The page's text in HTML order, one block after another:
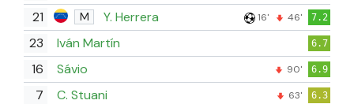
21 M Y. Herrera 16' 46' 7.2
23 Iván Martín 6.7
16 Sávio 90' 6.9
7 C. Stuani 63' 6.3